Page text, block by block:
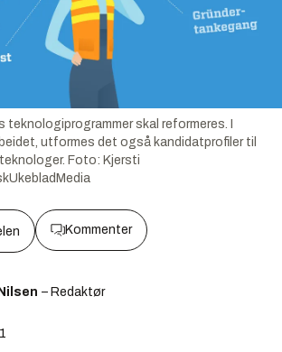
teknologiprogrammer skal reformeres. I
utformes det også kandidatprofiler til
Foto: Kjersti
Kommenter
– Redaktør